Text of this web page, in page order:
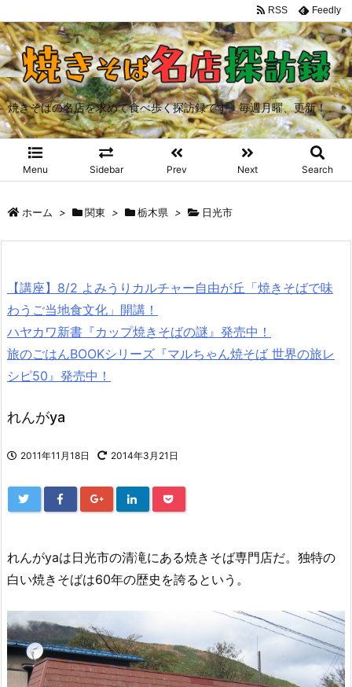
焼きそばの名店を求めて食べ歩く探訪録です。毎週月曜、更新！
Menu Sidebar Prev Next Search
RSS Feedly
ホーム > 関東 > 栃木県 > 日光市
【講座】8/2 よみうりカルチャー自由が丘「焼きそばで味
わうご当地食文化」開講！
ハヤカワ新書『カップ焼きそばの謎』発売中！
旅のごはんBOOKシリーズ『マルちゃん焼そば 世界の旅レ
シピ50』発売中！
れんがya
2011年11月18日 2014年3月21日
れんがyaは日光市の清滝にある焼きそば専門店だ。独特の
白い焼きそばは60年の歴史を誇るという。